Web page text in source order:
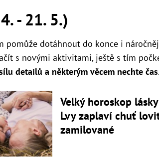
- 21. 5.)
pomůže dotáhnout do konce i
s novými aktivitami, ještě s tím
detailů a některým věcem nechte
Velký horoskop
Lvy zaplaví chuť
zamilované